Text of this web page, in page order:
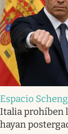
Espacio
Italia prohíben
hayan